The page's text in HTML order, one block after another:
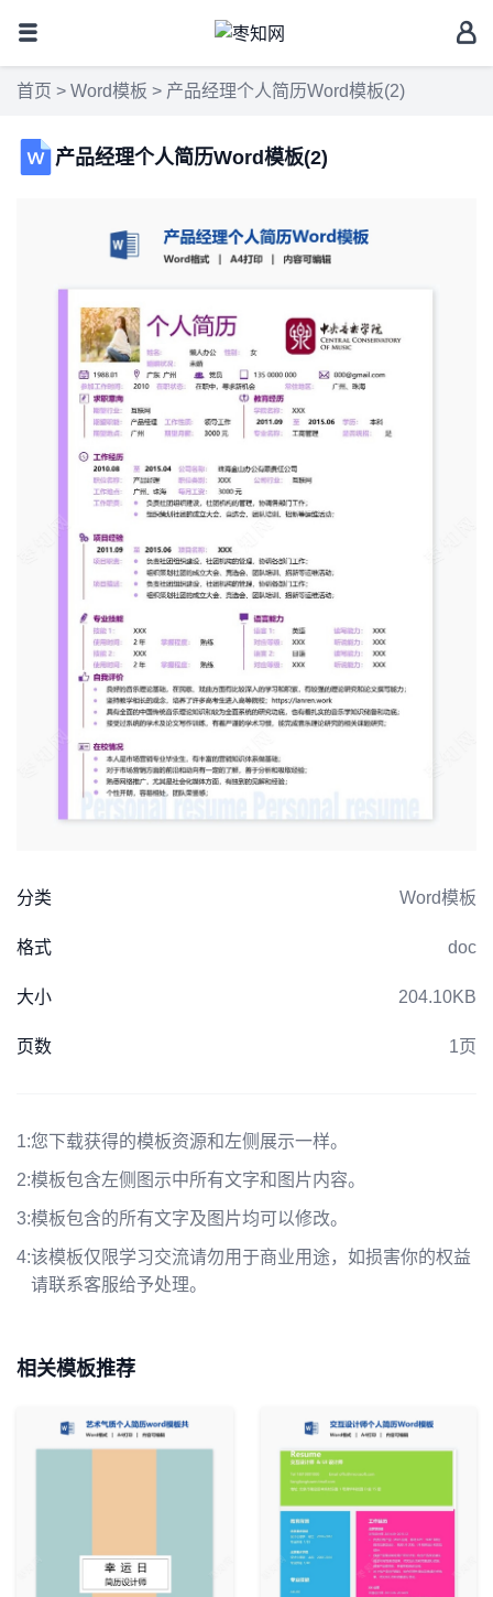
首页 > Word模板 > 产品经理个人简历Word模板(2)
产品经理个人简历Word模板(2)
分类 Word模板
格式 doc
大小 204.10KB
页数 1页
1:您下载获得的模板资源和左侧展示一样。
2:模板包含左侧图示中所有文字和图片内容。
3:模板包含的所有文字及图片均可以修改。
4:该模板仅限学习交流请勿用于商业用途，如损害你的权益
请联系客服给予处理。
相关模板推荐